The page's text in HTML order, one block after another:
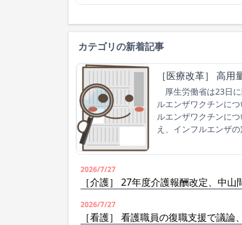
カテゴリの新着記事
［医療改革］ 高
厚生労働省は23日
ルエンザワクチンに
ルエンザワクチンに
え、インフルエンザの
2026/7/27
［介護］ 27年度介護報酬改定、中
2026/7/27
［看護］ 看護職員の復職支援で議